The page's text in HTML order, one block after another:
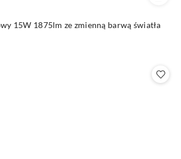
15W 1875lm ze zmienną barwą światła